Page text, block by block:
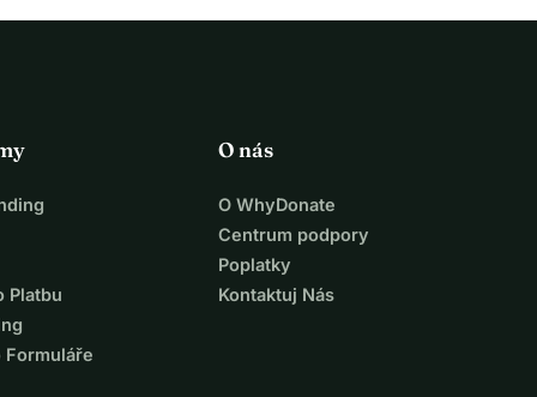
Platbu
Formuláře
O nás
O WhyDonate
Centrum podpory
Poplatky
Kontaktuj Nás